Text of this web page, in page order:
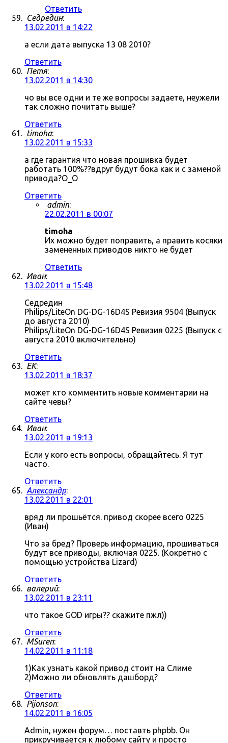
Ответить
Седредин:
13.02.2011 в 14:22
а если дата выпуска 13 08 2010?
Ответить
Петя:
13.02.2011 в 14:30
чо вы все одни и те же вопросы задаете, неужели
так сложно почитать выше?
Ответить
timoha:
13.02.2011 в 15:33
а где гарантия что новая прошивка будет
работать 100%??вдруг будут бока как и с заменой
привода?О_О
Ответить
admin:
22.02.2011 в 00:07
timoha
Их можно будет поправить, а править косяки
замененных приводов никто не будет
Ответить
Иван:
13.02.2011 в 15:48
Седредин
Philips/LiteOn DG-DG-16D4S Ревизия 9504 (Выпуск
до августа 2010)
Philips/LiteOn DG-DG-16D4S Ревизия 0225 (Выпуск с
августа 2010 включительно)
Ответить
ЕK:
13.02.2011 в 18:37
может кто комментить новые комментарии на
сайте чевы?
Ответить
Иван:
13.02.2011 в 19:13
Если у кого есть вопросы, обращайтесь. Я тут
часто.
Ответить
Александр:
13.02.2011 в 22:01
вряд ли прошьётся. привод скорее всего 0225
(Иван)
Что за бред? Проверь информацию, прошиваться
будут все приводы, включая 0225. (Кокретно с
помощью устройства Lizard)
Ответить
валерий:
13.02.2011 в 23:11
что такое GOD игры?? скажите пжл))
Ответить
MSuren:
14.02.2011 в 11:18
1)Как узнать какой привод стоит на Слиме
2)Можно ли обновлять дашборд?
Ответить
Pijonson:
14.02.2011 в 16:05
Admin, нужен форум… поставть phpbb. Он
прикручивается к любому сайту и просто